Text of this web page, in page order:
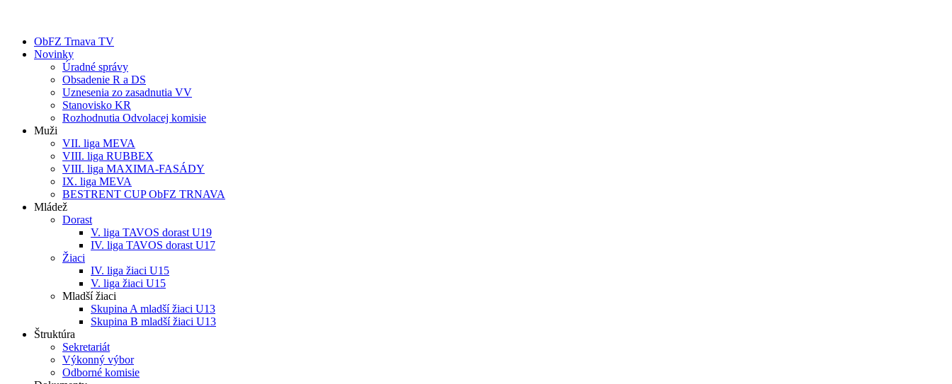
ObFZ Trnava TV
Novinky
Úradné správy
Obsadenie R a DS
Uznesenia zo zasadnutia VV
Stanovisko KR
Rozhodnutia Odvolacej komisie
Muži
VII. liga MEVA
VIII. liga RUBBEX
VIII. liga MAXIMA-FASÁDY
IX. liga MEVA
BESTRENT CUP ObFZ TRNAVA
Mládež
Dorast
V. liga TAVOS dorast U19
IV. liga TAVOS dorast U17
Žiaci
IV. liga žiaci U15
V. liga žiaci U15
Mladší žiaci
Skupina A mladší žiaci U13
Skupina B mladší žiaci U13
Štruktúra
Sekretariát
Výkonný výbor
Odborné komisie